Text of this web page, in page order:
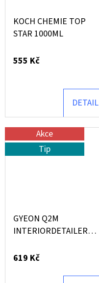
KOCH CHEMIE TOP
STAR 1000ML
555 Kč
DETAIL
Akce
Tip
GYEON Q2M
INTERIORDETAILER
619 Kč